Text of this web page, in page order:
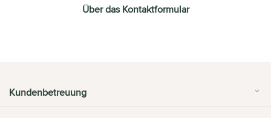
Über das Kontaktformular
Kundenbetreuung